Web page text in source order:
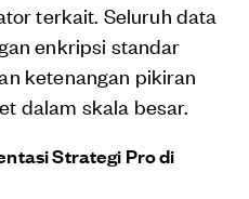
terkait. Seluruh data
enkripsi standar
ketenangan pikiran
dalam skala besar.
Strategi Pro di